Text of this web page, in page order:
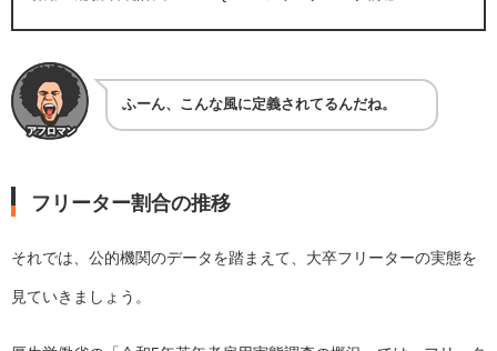
ふーん、こんな風に定義されてるんだね。
フリーター割合の推移
それでは、公的機関のデータを踏まえて、大卒フリーターの実態を
見ていきましょう。